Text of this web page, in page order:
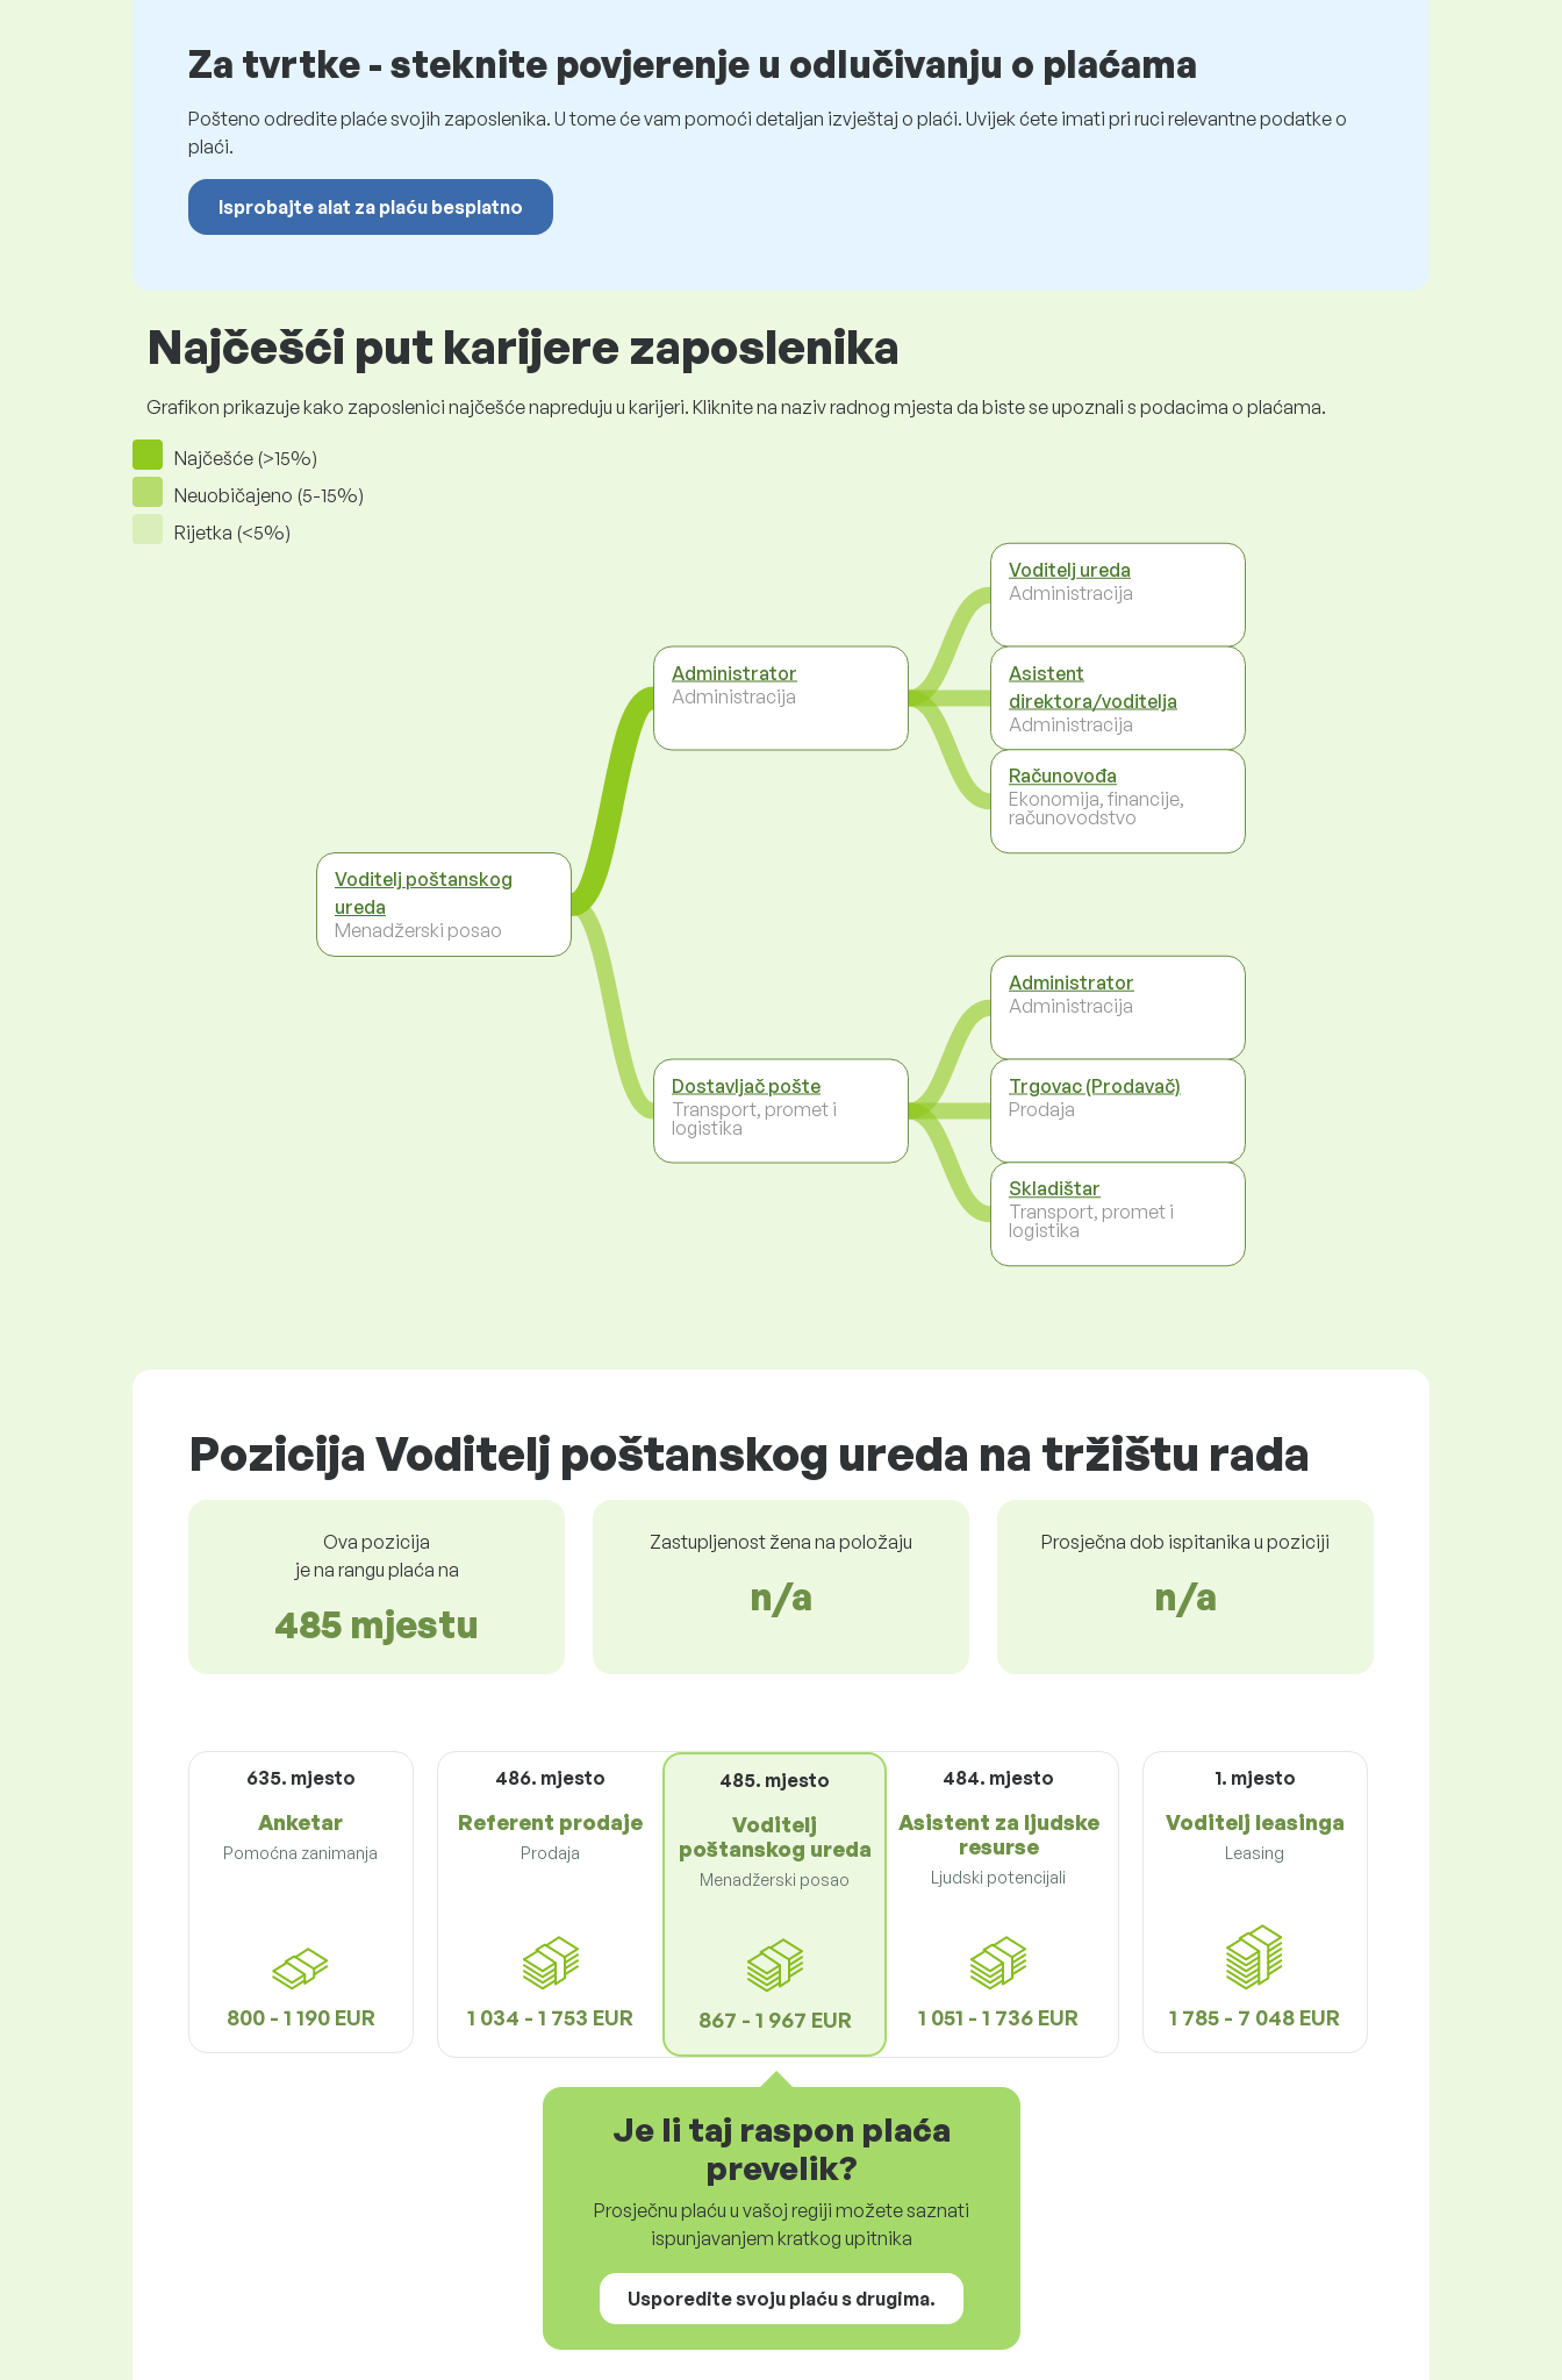
Za tvrtke - steknite povjerenje u odlučivanju o plaćama
Pošteno odredite plaće svojih zaposlenika. U tome će vam pomoći detaljan izvještaj o plaći. Uvijek ćete imati pri ruci relevantne podatke o
plaći.
Isprobajte alat za plaću besplatno
Najčešći put karijere zaposlenika
Grafikon prikazuje kako zaposlenici najčešće napreduju u karijeri. Kliknite na naziv radnog mjesta da biste se upoznali s podacima o plaćama.
Najčešće (>15%)
Neuobičajeno (5-15%)
Rijetka (<5%)
Voditelj poštanskog
ureda
Menadžerski posao
Administrator
Administracija
Dostavljač pošte
Transport, promet i
logistika
Voditelj ureda
Administracija
Asistent
direktora/voditelja
Administracija
Računovođa
Ekonomija, financije,
računovodstvo
Administrator
Administracija
Trgovac (Prodavač)
Prodaja
Skladištar
Transport, promet i
logistika
Pozicija Voditelj poštanskog ureda na tržištu rada
Ova pozicija
je na rangu plaća na
485 mjestu
Zastupljenost žena na položaju
n/a
Prosječna dob ispitanika u poziciji
n/a
635. mjesto
Anketar
Pomoćna zanimanja
800 - 1 190 EUR
486. mjesto
Referent prodaje
Prodaja
1 034 - 1 753 EUR
485. mjesto
Voditelj
poštanskog ureda
Menadžerski posao
867 - 1 967 EUR
484. mjesto
Asistent za ljudske
resurse
Ljudski potencijali
1 051 - 1 736 EUR
1. mjesto
Voditelj leasinga
Leasing
1 785 - 7 048 EUR
Je li taj raspon plaća
prevelik?
Prosječnu plaću u vašoj regiji možete saznati
ispunjavanjem kratkog upitnika
Usporedite svoju plaću s drugima.